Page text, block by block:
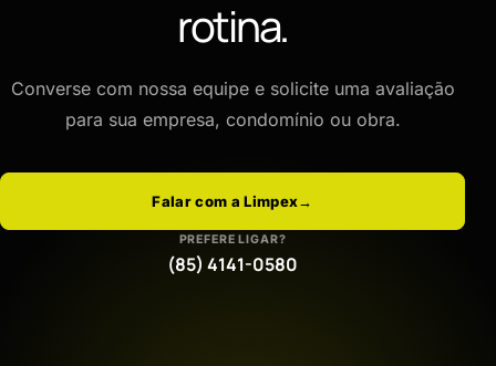
rotina.
Converse com nossa equipe e solicite uma avaliação
para sua empresa, condomínio ou obra.
Falar com a Limpex→
PREFERE LIGAR?
(85) 4141-0580